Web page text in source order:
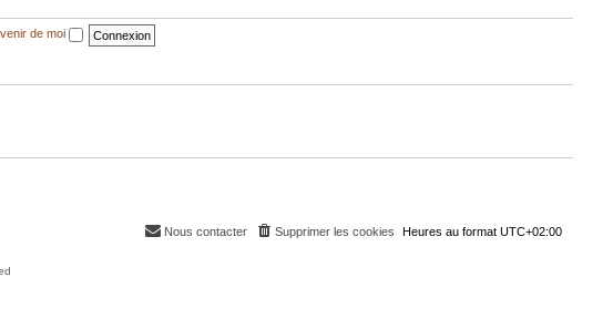
i
s
d
e
s
de moi
Heures au formatUTC+02:00
Supprimer les cookies
Nous contacter